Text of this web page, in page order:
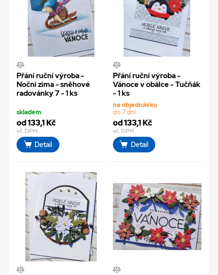
Přání ruční výroba -
Noční zima - sněhové
radovánky 7 - 1 ks
skladem
od 133,1 Kč
vč. DPH
Detail
Přání ruční výroba -
Vánoce v obálce - Tučňák
- 1 ks
na objednávku
do 7 dní
od 133,1 Kč
vč. DPH
Detail